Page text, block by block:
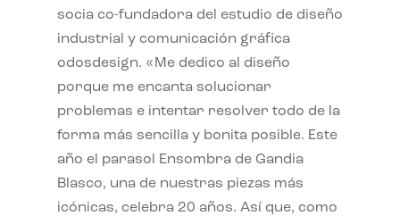
socia co-fundadora del estudio de diseño
industrial y comunicación gráfica
odosdesign. «Me dedico al diseño
porque me encanta solucionar
problemas e intentar resolver todo de la
forma más sencilla y bonita posible. Este
año el parasol Ensombra de Gandia
Blasco, una de nuestras piezas más
icónicas, celebra 20 años. Así que, como